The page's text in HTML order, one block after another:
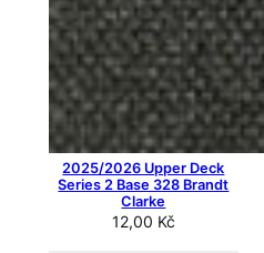
2025/2026 Upper Deck
Series 2 Base 328 Brandt
Clarke
12,00 Kč